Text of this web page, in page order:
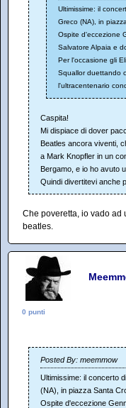
Ultimissime: il
Greco (NA), in
Ospite d'eccezione
Salvatore Alpaia e
Per l'occasione gli
Squallor duettando
l'ultracentenario
Caspita!
Mi dispiace di dover
Beatles ancora viventi,
a Mark Knopfler in un
Bergamo, e io ho avuto
Quindi divertitevi anche
Che poveretta, io vado ad
beatles.
0 punti
Posted By: meemmow
Ultimissime: il concerto
(NA), in piazza Santa
Ospite d'eccezione